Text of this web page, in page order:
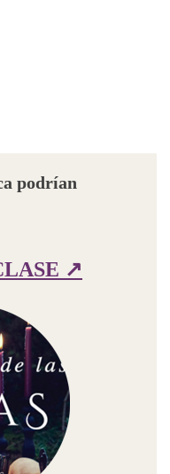
podrían
↗